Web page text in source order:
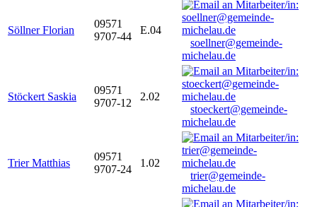
Söllner Florian
09571
9707-44
E.04
soellner@gemeinde-
michelau.de
Stöckert Saskia
09571
9707-12
2.02
stoeckert@gemeinde-
michelau.de
Trier Matthias
09571
9707-24
1.02
trier@gemeinde-
michelau.de